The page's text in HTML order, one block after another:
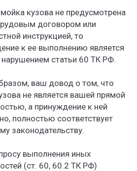
кузова не предусмотрена
договором или
инструкцией, то
к ее выполнению является
статьи 60 ТК РФ.
ваш довод о том, что
не является вашей прямой
а принуждение к ней
полностью соответствует
законодательству.
выполнения иных
(ст. 60, 60.2 ТК РФ)